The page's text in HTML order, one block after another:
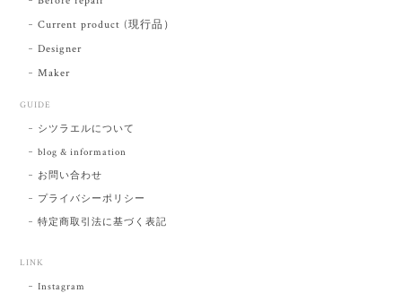
Current product (現行品）
Designer
Maker
GUIDE
シツラエルについて
blog & information
お問い合わせ
プライバシーポリシー
特定商取引法に基づく表記
LINK
Instagram